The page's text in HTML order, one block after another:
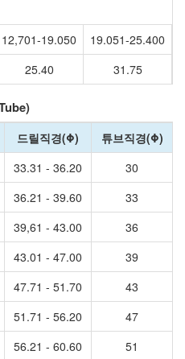
12,701-19.050 19.051-25.400
25.40 31.75
드릴직경(Φ)
튜브직경(Φ)
33.31 - 36.20
30
36.21 - 39.60
33
39,61 - 43.00
36
43.01 - 47.00
39
47.71 - 51.70
43
51.71 - 56.20
47
56.21 - 60.60 51